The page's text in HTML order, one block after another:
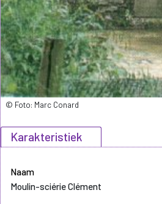
Karakteristiek
Naam
Moulin-sciérie Clément
© Foto: Marc Conard